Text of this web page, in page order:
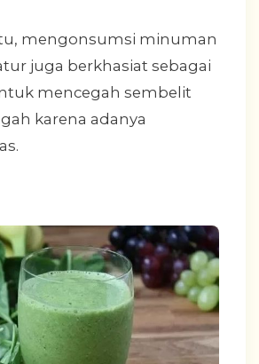
mengonsumsi minuman
juga berkhasiat sebagai
mencegah sembelit
karena adanya